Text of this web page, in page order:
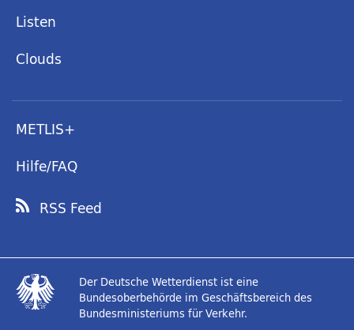
Listen
Clouds
METLIS+
Hilfe/FAQ
RSS Feed
Der Deutsche Wetterdienst ist eine
Bundesoberbehörde im Geschäftsbereich des
Bundesministeriums für Verkehr.